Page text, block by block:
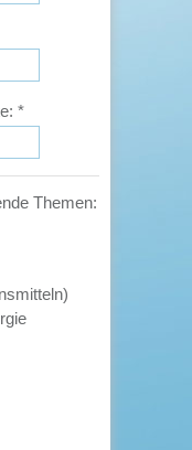
*
Themen: